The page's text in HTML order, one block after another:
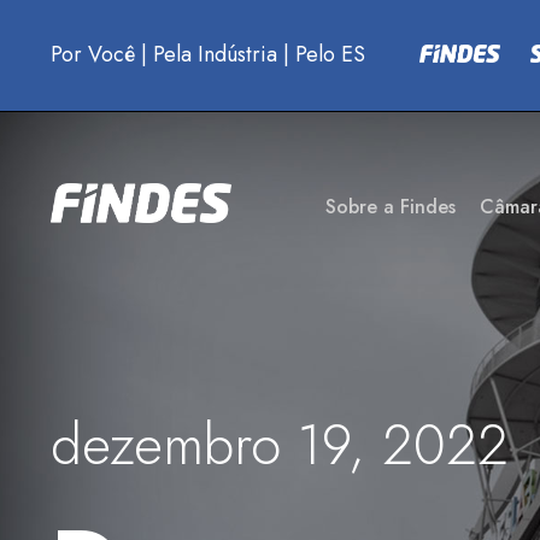
Por Você | Pela Indústria | Pelo ES
Sobre a Findes
dezembro 19, 2022